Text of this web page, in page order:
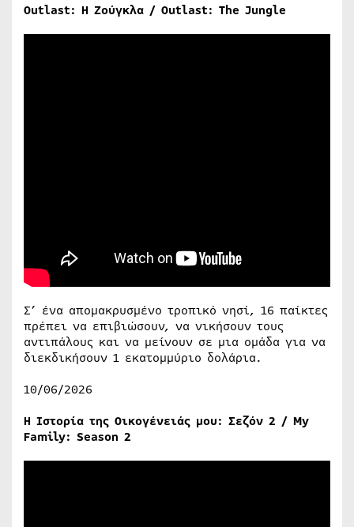
Outlast: Η Ζούγκλα / Outlast: The Jungle
Σ’ ένα απομακρυσμένο τροπικό νησί, 16 παίκτες
πρέπει να επιβιώσουν, να νικήσουν τους
αντιπάλους και να μείνουν σε μια ομάδα για να
διεκδικήσουν 1 εκατομμύριο δολάρια.
10/06/2026
Η Ιστορία της Οικογένειάς μου: Σεζόν 2 / My
Family: Season 2